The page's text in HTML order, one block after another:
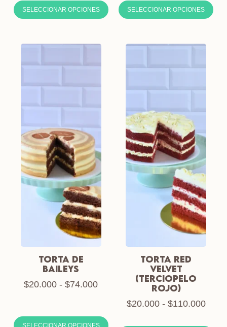
SELECCIONAR OPCIONES SELECCIONAR OPCIONES
TORTA DE
BAILEYS
$20.000 - $74.000
SELECCIONAR OPCIONES
TORTA RED
VELVET
(TERCIOPELO
ROJO)
$20.000 - $110.000